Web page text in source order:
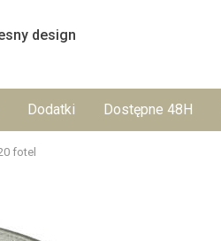
design
Dodatki Dostępne 48H
fotel